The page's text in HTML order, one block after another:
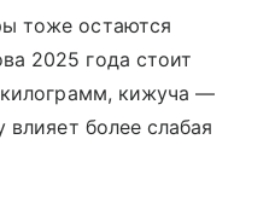
тоже остаются
2025 года стоит
килограмм, кижуча —
более слабая